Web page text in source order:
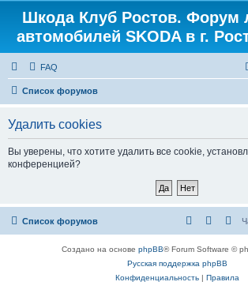
Регистрация
Шкода Клуб Ростов. Форум
автомобилей SKODA в г.
FAQ
Список форумов
Удалить cookies
Вы уверены, что хотите удалить все cookie,
конференцией?
Список форумов
Создано на основе phpBB® Forum Software ©
Русская поддержка phpBB
Конфиденциальность| Правила